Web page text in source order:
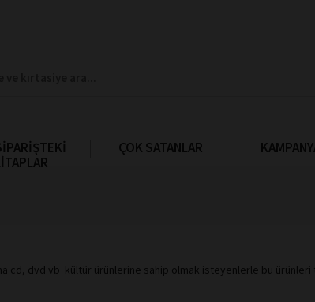
ÇOK SATANLAR
dvd vb kültür ürünlerine sahip olmak isteyenlerle bu ürünleri